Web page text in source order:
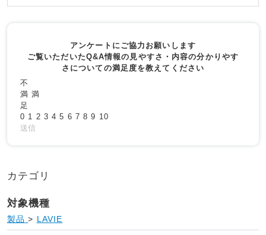
アンケートにご協力お願いします
ご覧いただいたQ&A情報の見やすさ・内容の分かりやす
さについての満足度を教えてください
不
満 満
足
0 1 2 3 4 5 6 7 8 9 10
送信
カテゴリ
対象機種
製品 > LAVIE